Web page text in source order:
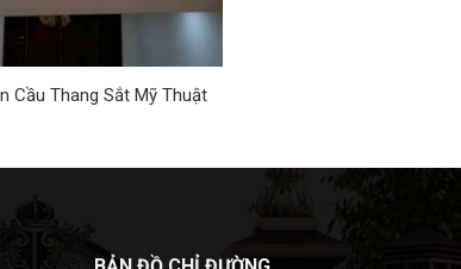
Cầu Thang Sắt Mỹ Thuật